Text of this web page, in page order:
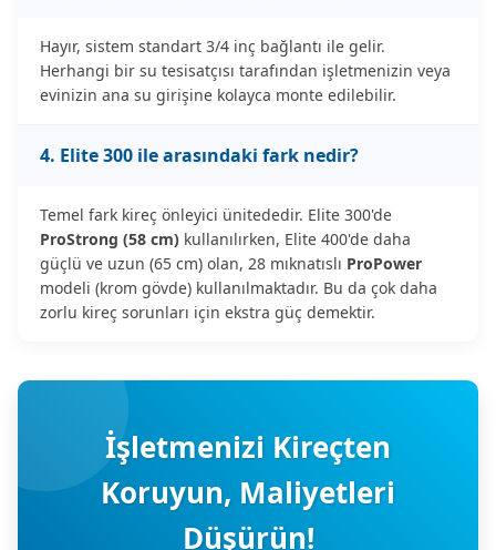
Hayır, sistem standart 3/4 inç bağlantı ile gelir.
Herhangi bir su tesisatçısı tarafından işletmenizin veya
evinizin ana su girişine kolayca monte edilebilir.
4. Elite 300 ile arasındaki fark nedir?
Temel fark kireç önleyici ünitededir. Elite 300'de
ProStrong (58 cm) kullanılırken, Elite 400'de daha
güçlü ve uzun (65 cm) olan, 28 mıknatıslı ProPower
modeli (krom gövde) kullanılmaktadır. Bu da çok daha
zorlu kireç sorunları için ekstra güç demektir.
İşletmenizi Kireçten
Koruyun, Maliyetleri
Düşürün!